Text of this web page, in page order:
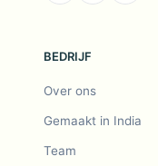
BEDRIJF
Over ons
Gemaakt in India
Team